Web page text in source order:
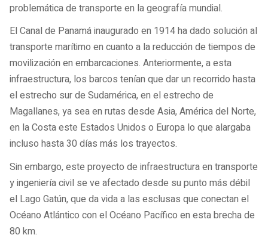
problemática de transporte en la geografía mundial.
El Canal de Panamá inaugurado en 1914 ha dado solución al
transporte marítimo en cuanto a la reducción de tiempos de
movilización en embarcaciones. Anteriormente, a esta
infraestructura, los barcos tenían que dar un recorrido hasta
el estrecho sur de Sudamérica, en el estrecho de
Magallanes, ya sea en rutas desde Asia, América del Norte,
en la Costa este Estados Unidos o Europa lo que alargaba
incluso hasta 30 días más los trayectos.
Sin embargo, este proyecto de infraestructura en transporte
y ingeniería civil se ve afectado desde su punto más débil
el Lago Gatún, que da vida a las esclusas que conectan el
Océano Atlántico con el Océano Pacífico en esta brecha de
80 km.